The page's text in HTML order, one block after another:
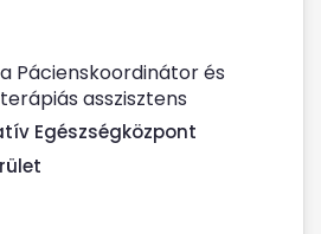
Pácienskoordinátor és
asszisztens
...
Egészségközpont